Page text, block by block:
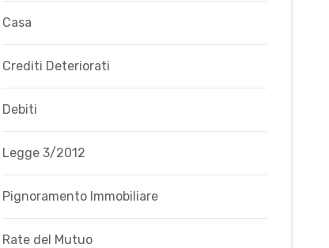
Casa
Crediti Deteriorati
Debiti
Legge 3/2012
Pignoramento Immobiliare
Rate del Mutuo